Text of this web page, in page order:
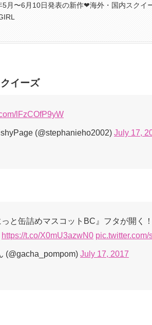
5月〜6月10日発表の新作❤︎海外・国内スクイ
イーズ
lFzCOfP9yW
(@stephanieho2002) July 17,
っと缶詰めマスコットBC』フタが開く
https://t.co/X0mU3azwN0
(@gacha_pompom) July 17, 2017